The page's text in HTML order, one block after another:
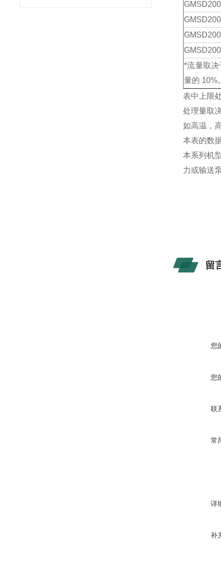
*流量取
量的 10%
表中上限
处理量取
如高温，
本表的数
本系列机
力或输送
留
您
您
联
常
详
补